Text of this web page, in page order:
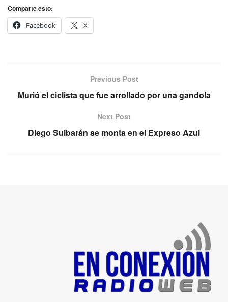
Comparte esto:
Facebook
X
Previous Post
Murió el ciclista que fue arrollado por una gandola
Next Post
Diego Sulbarán se monta en el Expreso Azul